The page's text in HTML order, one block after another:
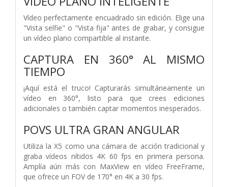
Vídeo perfectamente encuadrado sin edición. Elige una
"Vista selfie" o "Vista fija" antes de grabar, y consigue
un vídeo plano compartible al instante.
CAPTURA EN 360° AL MISMO
TIEMPO
¡Aquí está el truco! Capturarás simultáneamente un
vídeo en 360°, listo para que crees ediciones
adicionales o también captar momentos inesperados.
POVS ULTRA GRAN ANGULAR
Utiliza la X5 como una cámara de acción tradicional y
graba vídeos nítidos 4K 60 fps en primera persona.
Amplía aún más con MaxView en vídeo FreeFrame,
que ofrece un FOV de 170° en 4K a 30 fps.